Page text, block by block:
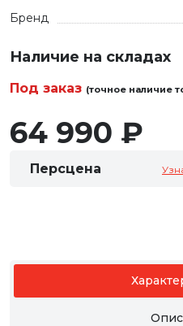
Бренд
Наличие на складах
Под заказ (точное наличие
64 990 ₽
Персцена